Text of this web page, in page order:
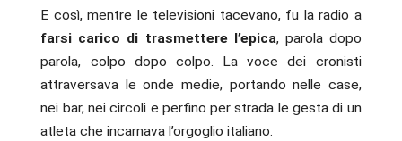
E così, mentre le televisioni tacevano, fu la radio a
farsi carico di trasmettere l’epica, parola dopo
parola, colpo dopo colpo. La voce dei cronisti
attraversava le onde medie, portando nelle case,
nei bar, nei circoli e perfino per strada le gesta di un
atleta che incarnava l’orgoglio italiano.